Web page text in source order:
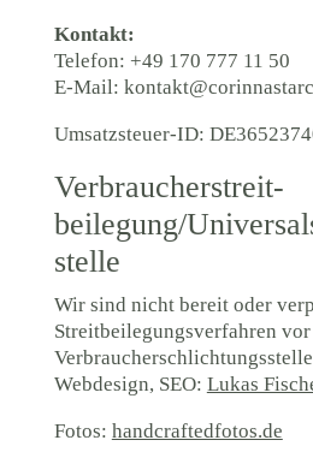
Kontakt:
Telefon: +49 170 777 11 50
E-Mail:
Umsatzsteuer-ID:
Verbraucher­streit­
beilegung/
stelle
Wir sind nicht bereit oder
Streitbeilegungsverfahren
Webdesign, SEO: Lukas
Fotos: handcraftedfotos.de